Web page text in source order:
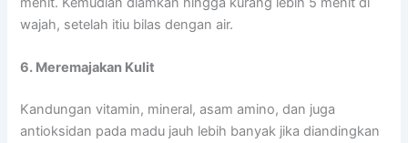
wajah, setelah itiu bilas dengan air.
6. Meremajakan Kulit
Kandungan vitamin, mineral, asam amino, dan juga
antioksidan pada madu jauh lebih banyak jika diandingkan